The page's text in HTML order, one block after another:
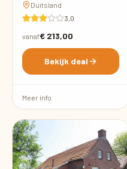
Duitsland
3,0
vanaf€ 213,00
Bekijk deal
Meer info